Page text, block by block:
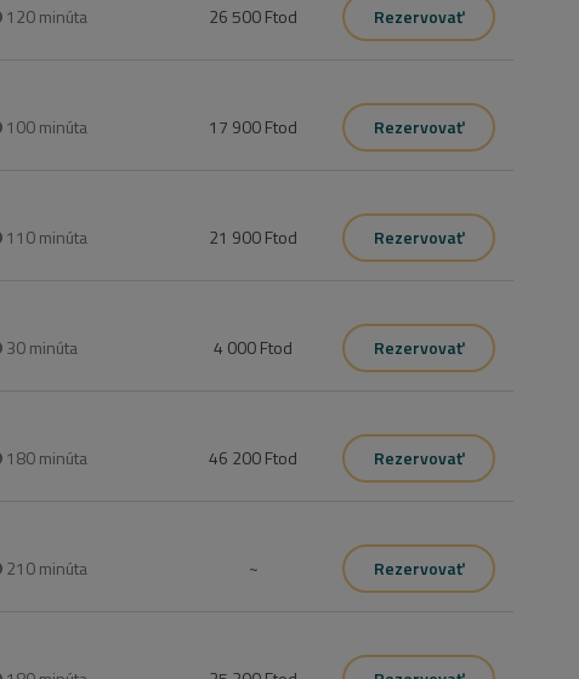
120minúta 26 500 Ftod Rezervovať
100minúta 17 900 Ftod Rezervovať
110minúta 21 900 Ftod
Rezervovať
30minúta 4 000 Ftod Rezervovať
180minúta 46 200 Ftod
Rezervovať
210minúta ~ Rezervovať